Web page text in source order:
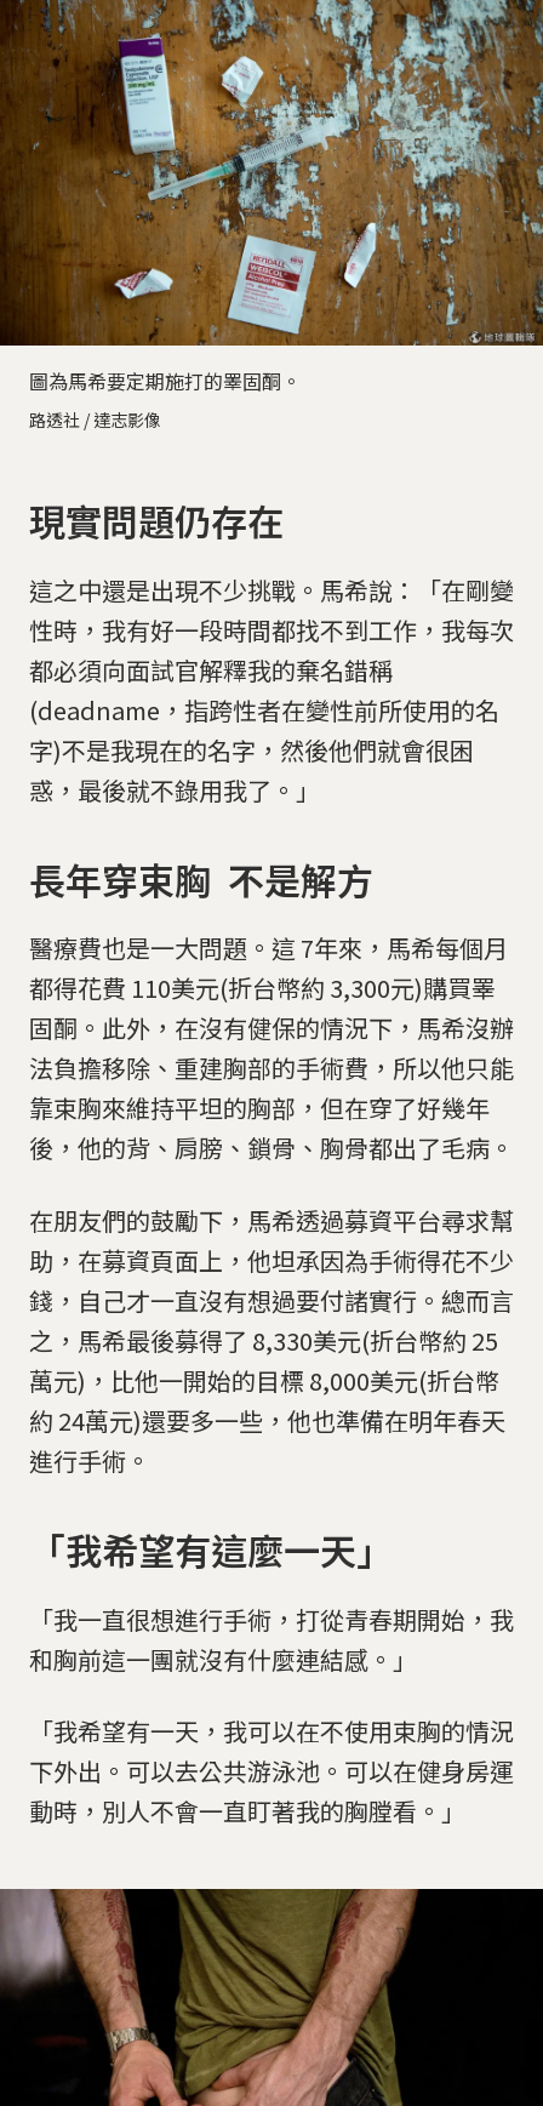
圖為馬希要定期施打的睪固酮。
路透社 / 達志影像
現實問題仍存在
這之中還是出現不少挑戰。馬希說：「在剛變
性時，我有好一段時間都找不到工作，我每次
都必須向面試官解釋我的棄名錯稱
(deadname，指跨性者在變性前所使用的名
字)不是我現在的名字，然後他們就會很困
惑，最後就不錄用我了。」
長年穿束胸 不是解方
醫療費也是一大問題。這 7年來，馬希每個月
都得花費 110美元(折台幣約 3,300元)購買睪
固酮。此外，在沒有健保的情況下，馬希沒辦
法負擔移除、重建胸部的手術費，所以他只能
靠束胸來維持平坦的胸部，但在穿了好幾年
後，他的背、肩膀、鎖骨、胸骨都出了毛病。
在朋友們的鼓勵下，馬希透過募資平台尋求幫
助，在募資頁面上，他坦承因為手術得花不少
錢，自己才一直沒有想過要付諸實行。總而言
之，馬希最後募得了 8,330美元(折台幣約 25
萬元)，比他一開始的目標 8,000美元(折台幣
約 24萬元)還要多一些，他也準備在明年春天
進行手術。
「我希望有這麼一天」
「我一直很想進行手術，打從青春期開始，我
和胸前這一團就沒有什麼連結感。」
「我希望有一天，我可以在不使用束胸的情況
下外出。可以去公共游泳池。可以在健身房運
動時，別人不會一直盯著我的胸膛看。」